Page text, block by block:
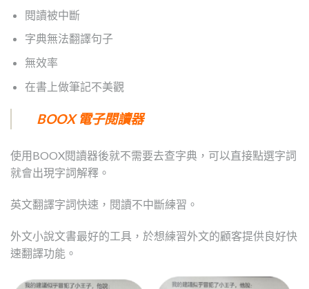
閱讀被中斷
字典無法翻譯句子
無效率
在書上做筆記不美觀
BOOX 電子閱讀器
使用BOOX閱讀器後就不需要去查字典，可以直接點選字詞
就會出現字詞解釋。
英文翻譯字詞快速，閱讀不中斷練習。
外文小說文書最好的工具，於想練習外文的顧客提供良好快
速翻譯功能。